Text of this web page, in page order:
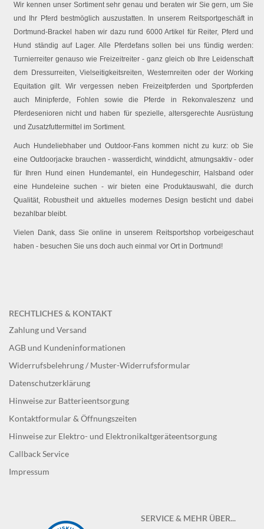
Wir kennen unser Sortiment sehr genau und beraten wir Sie gern, um Sie
und Ihr Pferd bestmöglich auszustatten. In unserem Reitsportgeschäft in
Dortmund-Brackel haben wir dazu rund 6000 Artikel für Reiter, Pferd und
Hund ständig auf Lager. Alle Pferdefans sollen bei uns fündig werden:
Turnierreiter genauso wie Freizeitreiter - ganz gleich ob Ihre Leidenschaft
dem Dressurreiten, Vielseitigkeitsreiten, Westernreiten oder der Working
Equitation gilt. Wir vergessen neben Freizeitpferden und Sportpferden
auch Minipferde, Fohlen sowie die Pferde in Rekonvaleszenz und
Pferdesenioren nicht und haben für spezielle, altersgerechte Ausrüstung
und Zusatzfuttermittel im Sortiment.
Auch Hundeliebhaber und Outdoor-Fans kommen nicht zu kurz: ob Sie
eine Outdoorjacke brauchen - wasserdicht, winddicht, atmungsaktiv - oder
für Ihren Hund einen Hundemantel, ein Hundegeschirr, Halsband oder
eine Hundeleine suchen - wir bieten eine Produktauswahl, die durch
Qualität, Robustheit und aktuelles modernes Design besticht und dabei
bezahlbar bleibt.
Vielen Dank, dass Sie online in unserem Reitsportshop vorbeigeschaut
haben - besuchen Sie uns doch auch einmal vor Ort in Dortmund!
RECHTLICHES & KONTAKT
Zahlung und Versand
AGB und Kundeninformationen
Widerrufsbelehrung / Muster-Widerrufsformular
Datenschutzerklärung
Hinweise zur Batterieentsorgung
Kontaktformular & Öffnungszeiten
Hinweise zur Elektro- und Elektronikaltgeräteentsorgung
Callback Service
Impressum
SERVICE & MEHR ÜBER...